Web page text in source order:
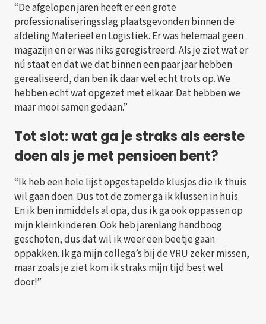
“De afgelopen jaren heeft er een grote
professionaliseringsslag plaatsgevonden binnen de
afdeling Materieel en Logistiek. Er was helemaal geen
magazijn en er was niks geregistreerd. Als je ziet wat er
nú staat en dat we dat binnen een paar jaar hebben
gerealiseerd, dan ben ik daar wel echt trots op. We
hebben echt wat opgezet met elkaar. Dat hebben we
maar mooi samen gedaan.”
Tot slot: wat ga je straks als eerste
doen als je met pensioen bent?
“Ik heb een hele lijst opgestapelde klusjes die ik thuis
wil gaan doen. Dus tot de zomer ga ik klussen in huis.
En ik ben inmiddels al opa, dus ik ga ook oppassen op
mijn kleinkinderen. Ook heb jarenlang handboog
geschoten, dus dat wil ik weer een beetje gaan
oppakken. Ik ga mijn collega’s bij de VRU zeker missen,
maar zoals je ziet kom ik straks mijn tijd best wel
door!”